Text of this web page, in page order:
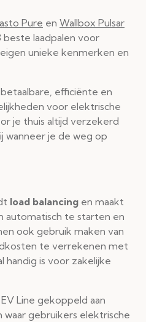
Pure en Wallbox Pulsar
laadpalen voor
unieke kenmerken en
efficiënte en
voor elektrische
je thuis altijd verzekerd
wanneer je de weg op
load balancing en maakt
automatisch te starten en
ook gebruik maken van
te verrekenen met
handig is voor zakelijke
Line gekoppeld aan
gebruikers elektrische